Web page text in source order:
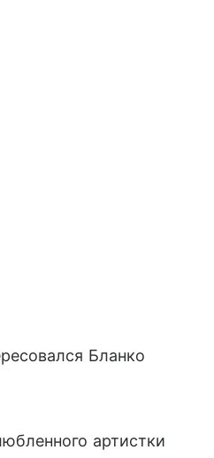
Бланко
артистки